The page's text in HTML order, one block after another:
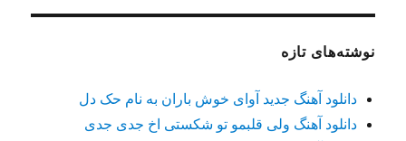
نوشته‌های تازه
دانلود آهنگ جدید آوای خوش باران به نام حک دل
دانلود آهنگ ولی قلبمو تو شکستی اخ جدی جدی